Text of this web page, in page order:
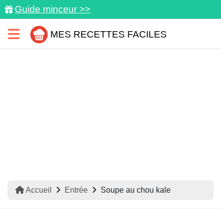
Guide minceur >>
MES RECETTES FACILES
Accueil Entrée Soupe au chou kale